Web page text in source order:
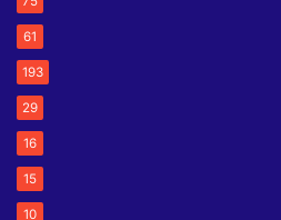
61
193
29
16
15
10